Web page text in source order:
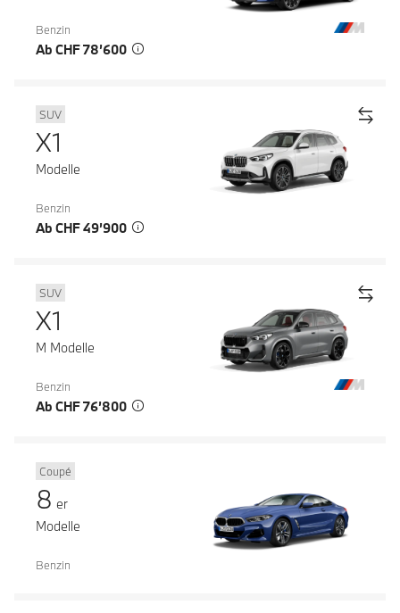
Benzin
Ab CHF 78’600
SUV
X1
Modelle
Benzin
Ab CHF 49’900
SUV
X1
M Modelle
Benzin
Ab CHF 76’800
Coupé
8 er
Modelle
Benzin